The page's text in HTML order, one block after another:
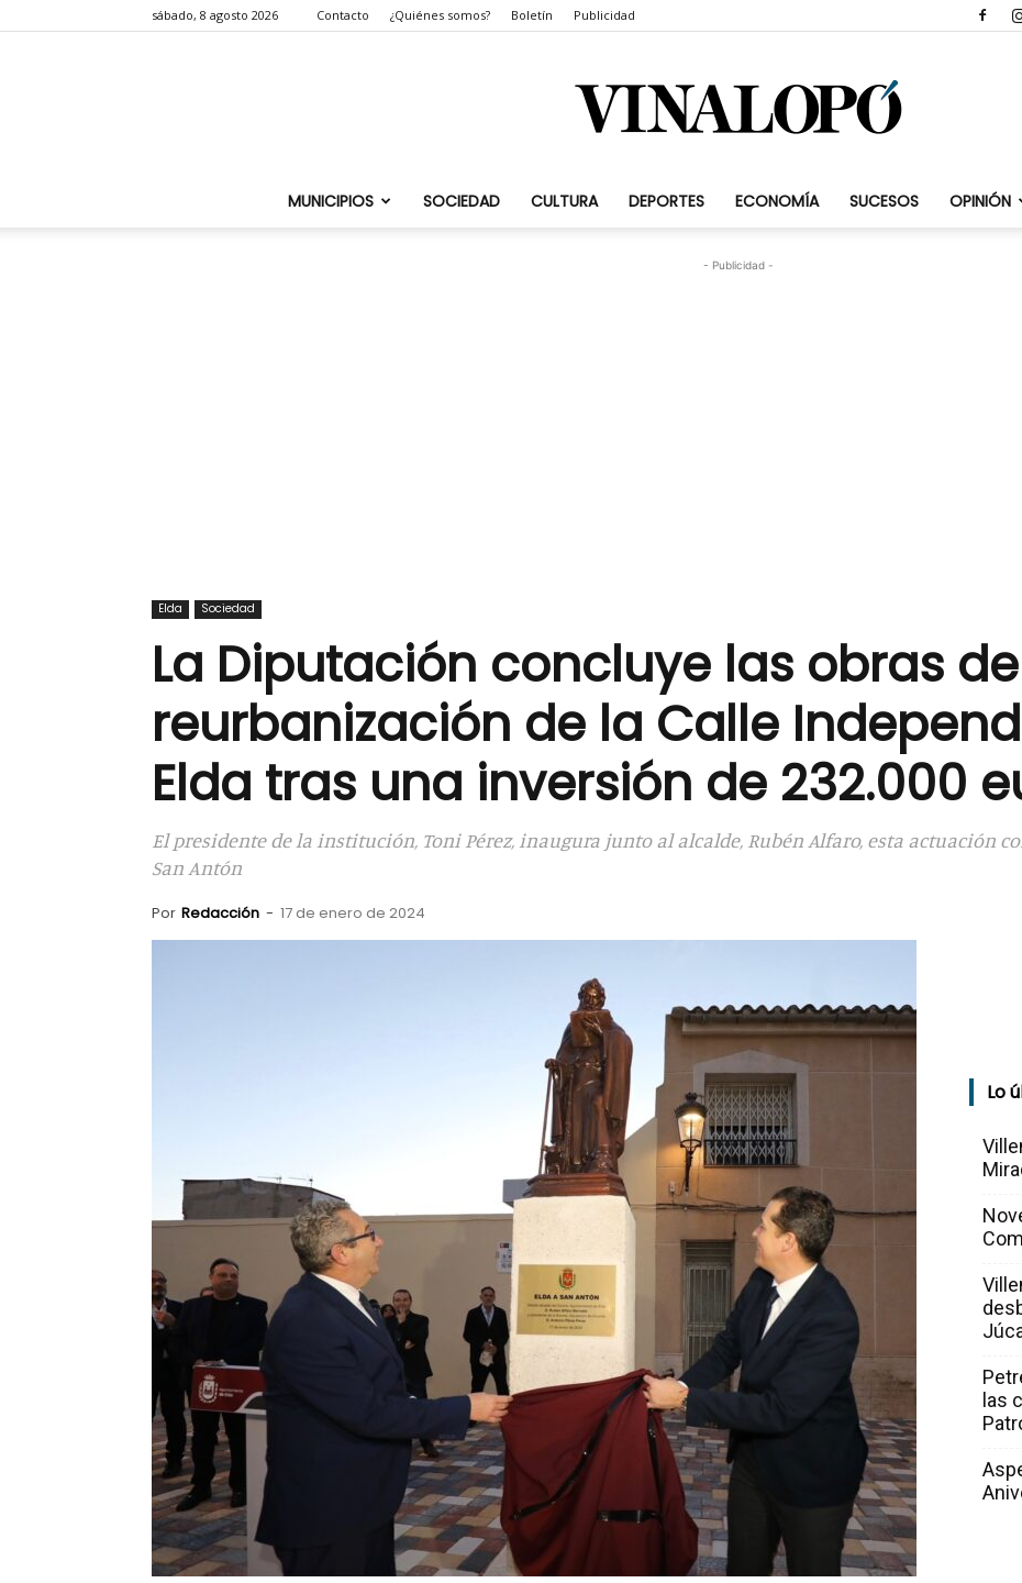
sábado, 8 agosto 2026 Contacto ¿Quiénes somos? Boletín Publicidad
Vinalopó.com
MUNICIPIOS SOCIEDAD CULTURA DEPORTES ECONOMÍA SUCESOS OPINIÓN
- Publicidad -
Elda Sociedad
La Diputación concluye las obras de
reurbanización de la Calle
Elda tras una inversión de 232.000
El presidente de la institución, Toni Pérez, inaugura junto al alcalde, Rubén Alfaro, esta actuación
San Antón
Por Redacción - 17 de enero de 2024
Lo
las